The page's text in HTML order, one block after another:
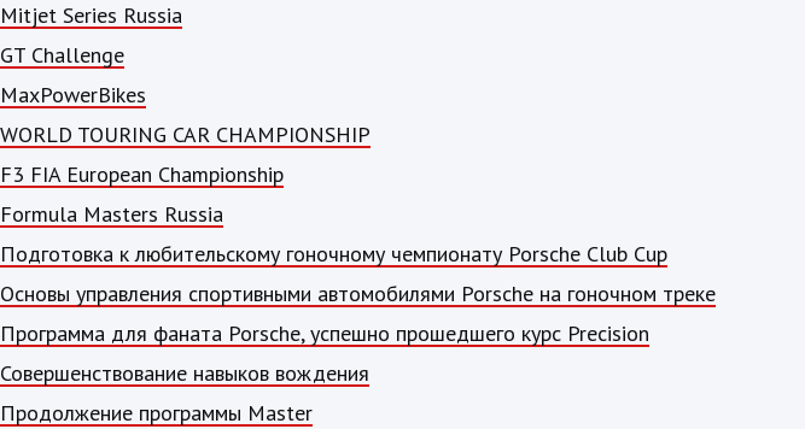
Mitjet Series Russia
GT Challenge
MaxPowerBikes
WORLD TOURING CAR CHAMPIONSHIP
F3 FIA European Championship
Formula Masters Russia
Подготовка к любительскому гоночному чемпионату Porsche Club Cup
Основы управления спортивными автомобилями Porsche на гоночном треке
Программа для фаната Porsche, успешно прошедшего курс Precision
Совершенствование навыков вождения
Продолжение программы Master